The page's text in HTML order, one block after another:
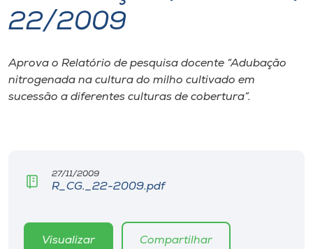
I.nova
Diplomados
Editora
22/2009
Aprova o Relatório de pesquisa docente “Adubação
nitrogenada na cultura do milho cultivado em
sucessão a diferentes culturas de cobertura”.
27/11/2009
R_CG._22-2009.pdf
Visualizar Compartilhar